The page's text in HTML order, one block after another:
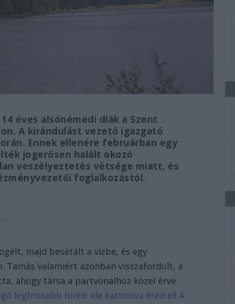
éves alsónémedi diák a Szent
A kirándulást vezető igazgató
Ennek ellenére februárban egy
jogerősen halált okozó
veszélyeztetés vétsége miatt, és
foglalkozástól.
majd besétált a vízbe, és egy
Tamás valamiért azonban visszafordult, a
ahogy társa a partvonalhoz közel érve
legfrissebb híreit ide kattintva éred el! A